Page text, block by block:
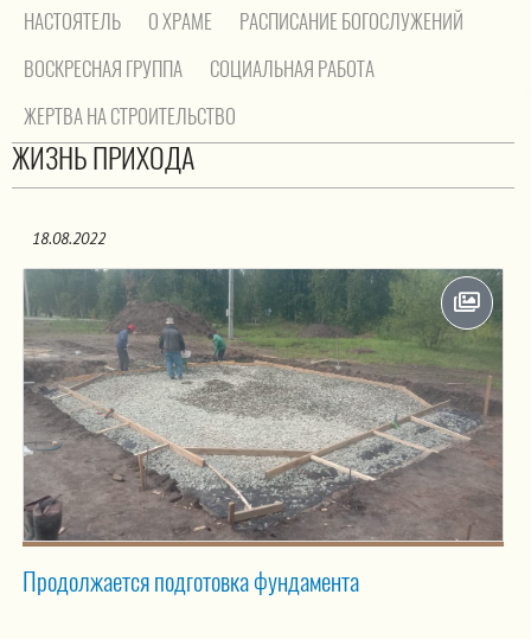
НАСТОЯТЕЛЬ О ХРАМЕ
РАСПИСАНИЕ БОГОСЛУЖЕНИЙ
ВОСКРЕСНАЯ ГРУППА
СОЦИАЛЬНАЯ РАБОТА
ЖЕРТВА НА СТРОИТЕЛЬСТВО
На главную / Жизнь прихода
ЖИЗНЬ ПРИХОДА
18.08.2022
Продолжается подготовка фундамента